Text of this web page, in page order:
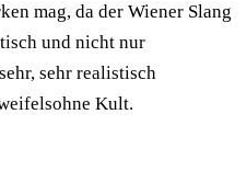
mag, da der Wiener Slang
und nicht nur
sehr realistisch
Kult.